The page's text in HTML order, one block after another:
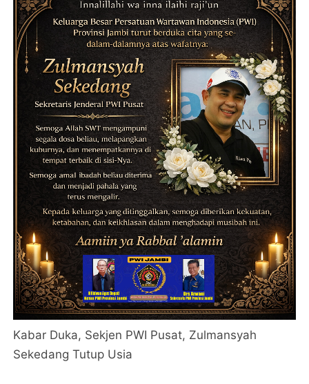
Kabar Duka, Sekjen PWI Pusat, Zulmansyah
Sekedang Tutup Usia